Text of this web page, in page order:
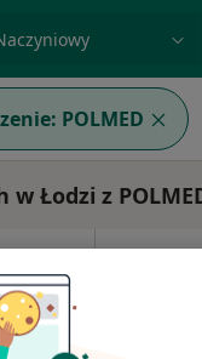
badanie lub
POLMED
Łodzi z